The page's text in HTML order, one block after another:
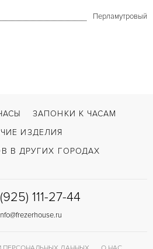
Перламутровый
Двойной сложности застежка
ЗАПОНКИ К ЧАСАМ
ИЗДЕЛИЯ
В ДРУГИХ ГОРОДАХ
111-27-44